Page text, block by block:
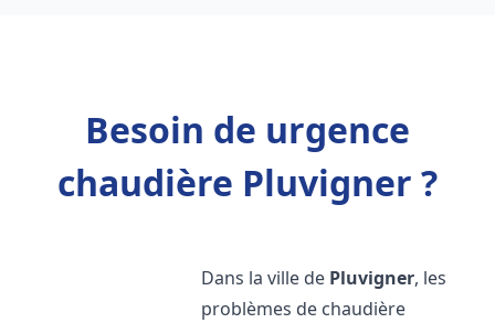
Besoin de urgence
chaudière Pluvigner ?
Dans la ville de Pluvigner, les
problèmes de chaudière